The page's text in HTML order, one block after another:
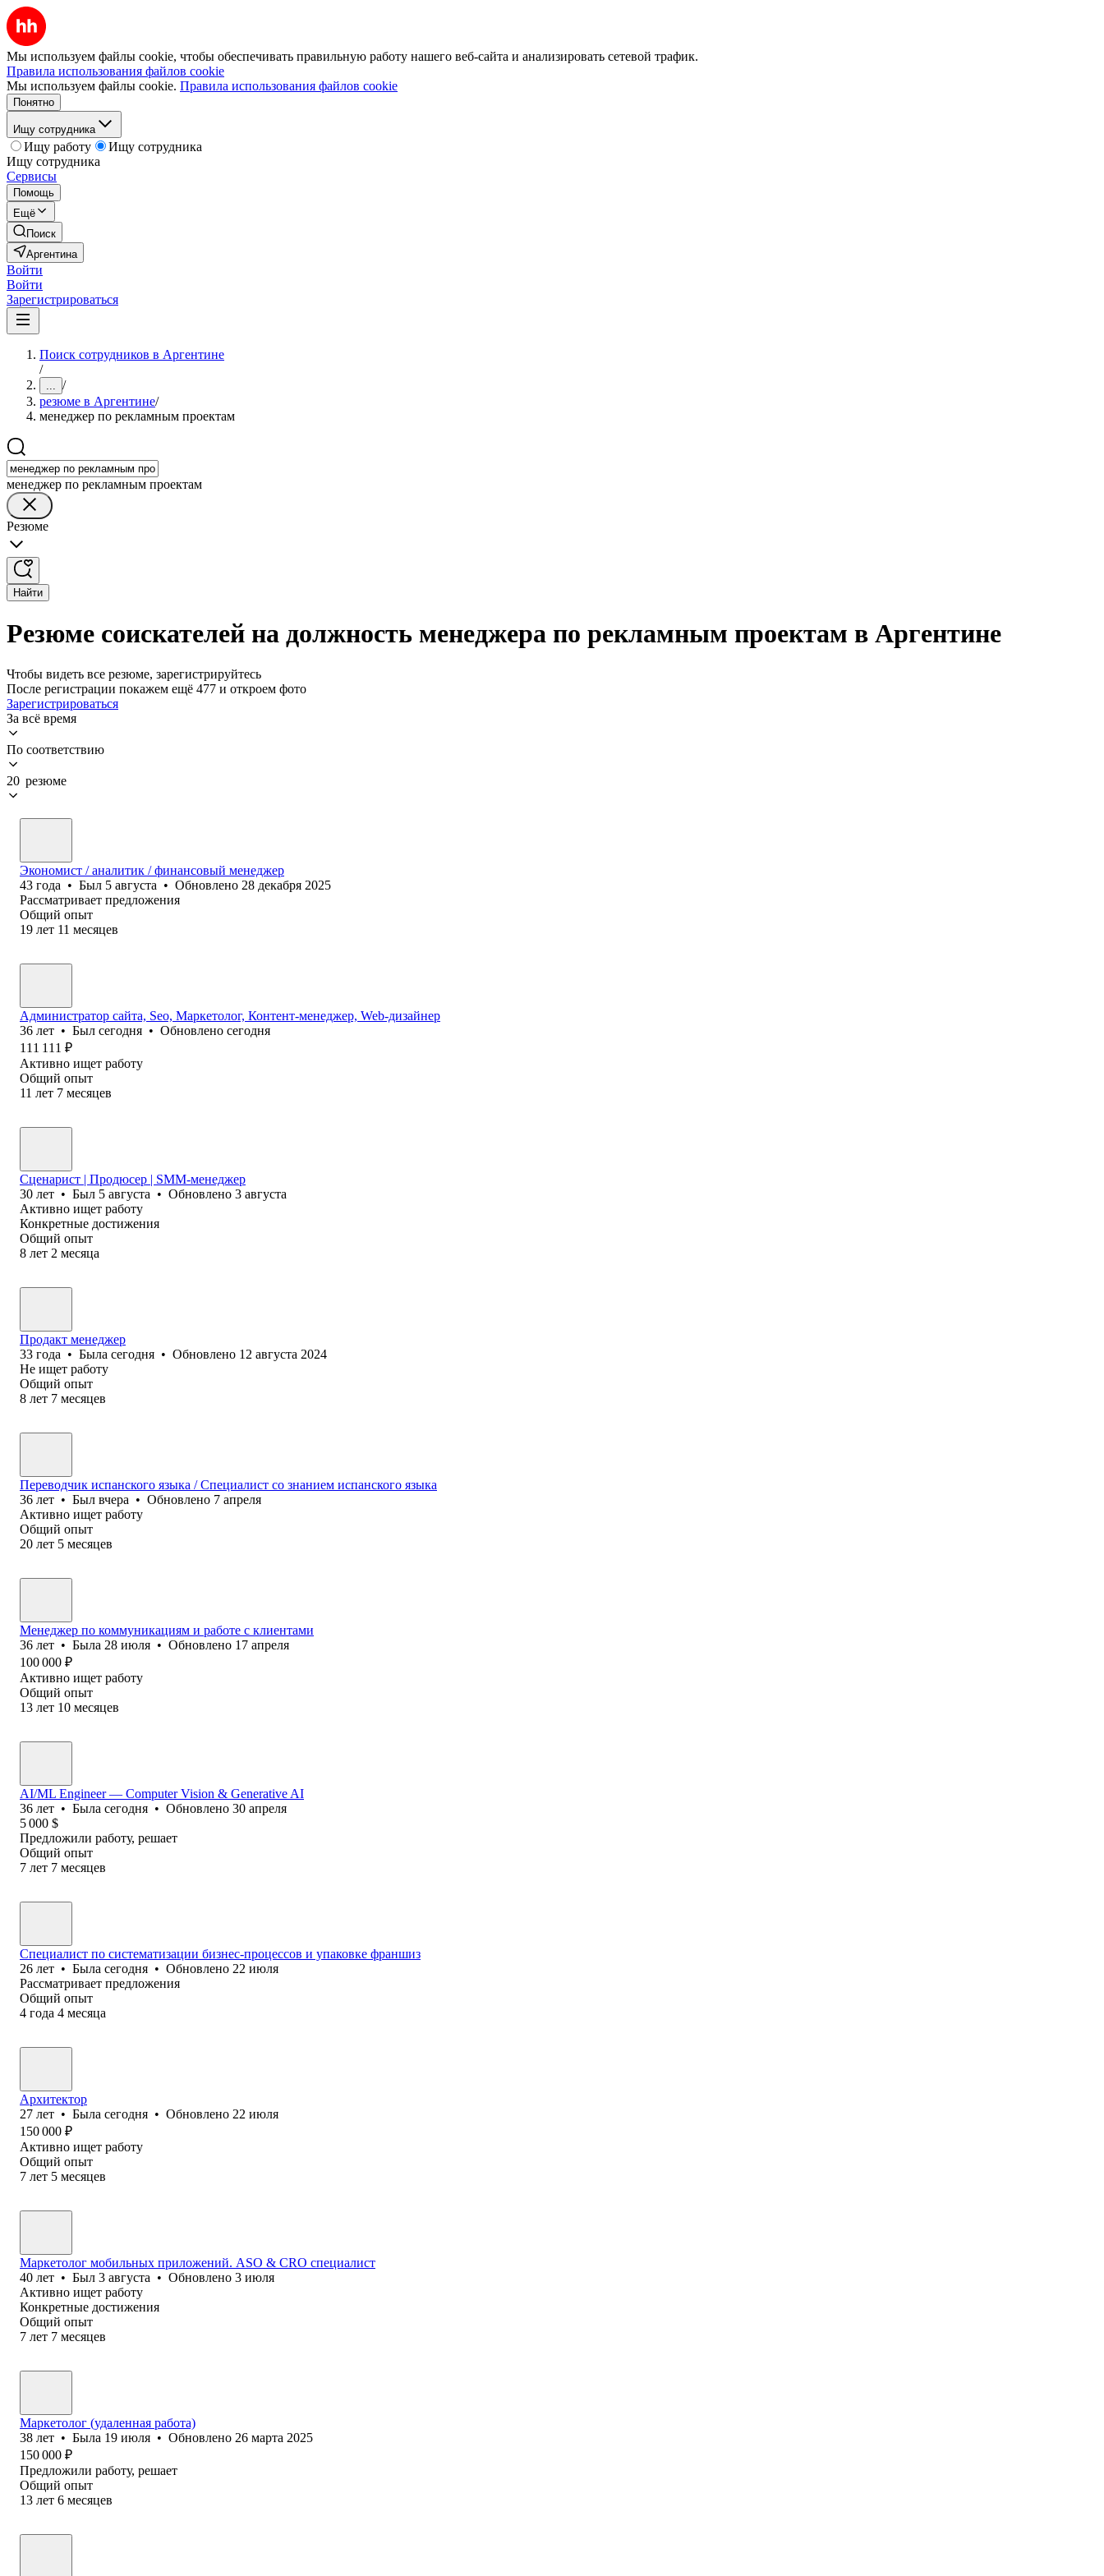
Мы используем файлы cookie, чтобы обеспечивать правильную работу нашего веб-сайта и анализировать сетевой трафик.
Правила использования файлов cookie
Мы используем файлы cookie. Правила использования файлов cookie
Понятно
Ищу сотрудника
Ищу работу
Ищу сотрудника
Ищу сотрудника
Сервисы
Помощь
Ещё
Поиск
Аргентина
Войти
Войти
Зарегистрироваться
Поиск сотрудников в Аргентине
/
... /
резюме в Аргентине/
менеджер по рекламным проектам
менеджер по рекламным проектам
Резюме
Найти
Резюме соискателей на должность менеджера по рекламным проектам в Аргентине
Чтобы видеть все резюме, зарегистрируйтесь
После регистрации покажем ещё 477 и откроем фото
Зарегистрироваться
За всё время
По соответствию
20 резюме
Экономист / аналитик / финансовый менеджер
43 года • Был 5 августа • Обновлено 28 декабря 2025
Рассматривает предложения
Общий опыт
19 лет 11 месяцев
Администратор сайта, Seo, Маркетолог, Контент-менеджер, Web-дизайнер
36 лет • Был сегодня • Обновлено сегодня
111 111 ₽
Активно ищет работу
Общий опыт
11 лет 7 месяцев
Сценарист | Продюсер | SMM-менеджер
30 лет • Был 5 августа • Обновлено 3 августа
Активно ищет работу
Конкретные достижения
Общий опыт
8 лет 2 месяца
Продакт менеджер
33 года • Была сегодня • Обновлено 12 августа 2024
Не ищет работу
Общий опыт
8 лет 7 месяцев
Переводчик испанского языка / Специалист со знанием испанского языка
36 лет • Был вчера • Обновлено 7 апреля
Активно ищет работу
Общий опыт
20 лет 5 месяцев
Менеджер по коммуникациям и работе с клиентами
36 лет • Была 28 июля • Обновлено 17 апреля
100 000 ₽
Активно ищет работу
Общий опыт
13 лет 10 месяцев
AI/ML Engineer — Computer Vision & Generative AI
36 лет • Была сегодня • Обновлено 30 апреля
5 000 $
Предложили работу, решает
Общий опыт
7 лет 7 месяцев
Специалист по систематизации бизнес-процессов и упаковке франшиз
26 лет • Была сегодня • Обновлено 22 июля
Рассматривает предложения
Общий опыт
4 года 4 месяца
Архитектор
27 лет • Была сегодня • Обновлено 22 июля
150 000 ₽
Активно ищет работу
Общий опыт
7 лет 5 месяцев
Маркетолог мобильных приложений. ASO & CRO специалист
40 лет • Был 3 августа • Обновлено 3 июля
Активно ищет работу
Конкретные достижения
Общий опыт
7 лет 7 месяцев
Маркетолог (удаленная работа)
38 лет • Была 19 июля • Обновлено 26 марта 2025
150 000 ₽
Предложили работу, решает
Общий опыт
13 лет 6 месяцев